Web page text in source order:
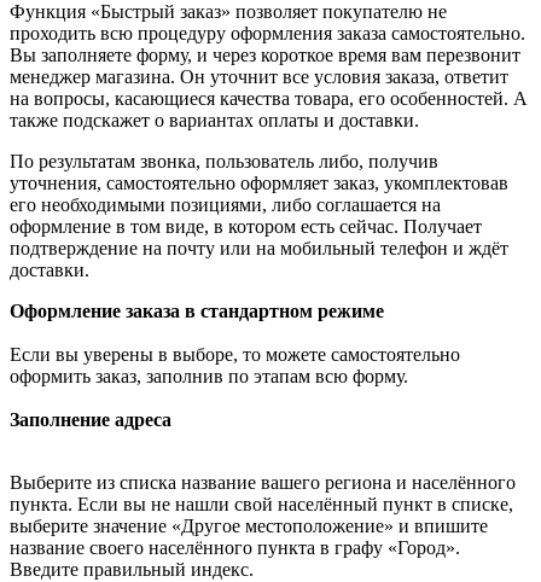
Функция «Быстрый заказ» позволяет покупателю не
проходить всю процедуру оформления заказа самостоятельно.
Вы заполняете форму, и через короткое время вам перезвонит
менеджер магазина. Он уточнит все условия заказа, ответит
на вопросы, касающиеся качества товара, его особенностей. А
также подскажет о вариантах оплаты и доставки.
По результатам звонка, пользователь либо, получив
уточнения, самостоятельно оформляет заказ, укомплектовав
его необходимыми позициями, либо соглашается на
оформление в том виде, в котором есть сейчас. Получает
подтверждение на почту или на мобильный телефон и ждёт
доставки.
Оформление заказа в стандартном режиме
Если вы уверены в выборе, то можете самостоятельно
оформить заказ, заполнив по этапам всю форму.
Заполнение адреса
Выберите из списка название вашего региона и населённого
пункта. Если вы не нашли свой населённый пункт в списке,
выберите значение «Другое местоположение» и впишите
название своего населённого пункта в графу «Город».
Введите правильный индекс.